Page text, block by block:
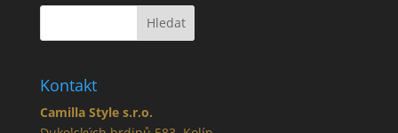
Kontakt
Camilla Style s.r.o.